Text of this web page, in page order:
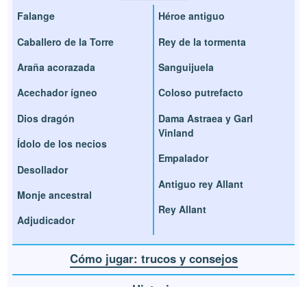
Falange
Caballero de la Torre
Araña acorazada
Acechador ígneo
Dios dragón
Ídolo de los necios
Desollador
Monje ancestral
Adjudicador
Héroe antiguo
Rey de la tormenta
Sanguijuela
Coloso putrefacto
Dama Astraea y Garl
Vinland
Empalador
Antiguo rey Allant
Rey Allant
Cómo jugar: trucos y consejos